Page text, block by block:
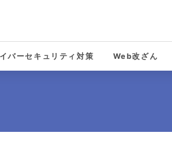
バーセキュリティ対策 Web改ざん